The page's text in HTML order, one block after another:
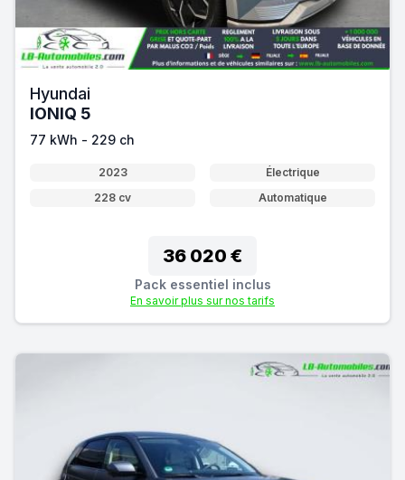
Hyundai
IONIQ 5
77 kWh - 229 ch
2023
Électrique
228 cv
Automatique
36 020 €
Pack essentiel inclus
En savoir plus sur nos tarifs